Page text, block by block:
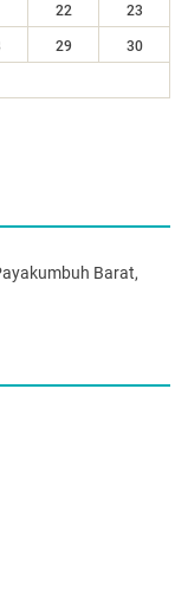
22 23
29 30
Barat,